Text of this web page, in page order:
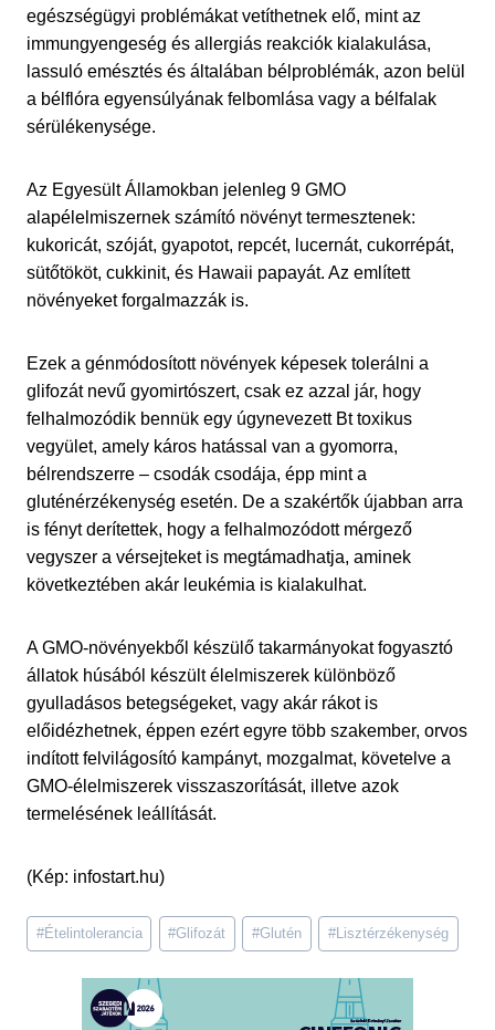
egészségügyi problémákat vetíthetnek elő, mint az
immungyengeség és allergiás reakciók kialakulása,
lassuló emésztés és általában bélproblémák, azon belül
a bélflóra egyensúlyának felbomlása vagy a bélfalak
sérülékenysége.
Az Egyesült Államokban jelenleg 9 GMO
alapélelmiszernek számító növényt termesztenek:
kukoricát, szóját, gyapotot, repcét, lucernát, cukorrépát,
sütőtököt, cukkinit, és Hawaii papayát. Az említett
növényeket forgalmazzák is.
Ezek a génmódosított növények képesek tolerálni a
glifozát nevű gyomirtószert, csak ez azzal jár, hogy
felhalmozódik bennük egy úgynevezett Bt toxikus
vegyület, amely káros hatással van a gyomorra,
bélrendszerre – csodák csodája, épp mint a
gluténérzékenység esetén. De a szakértők újabban arra
is fényt derítettek, hogy a felhalmozódott mérgező
vegyszer a vérsejteket is megtámadhatja, aminek
következtében akár leukémia is kialakulhat.
A GMO-növényekből készülő takarmányokat fogyasztó
állatok húsából készült élelmiszerek különböző
gyulladásos betegségeket, vagy akár rákot is
előidézhetnek, éppen ezért egyre több szakember, orvos
indított felvilágosító kampányt, mozgalmat, követelve a
GMO-élelmiszerek visszaszorítását, illetve azok
termelésének leállítását.
(Kép: infostart.hu)
Post
Tags:
#Ételintolerancia #Glifozát #Glutén #Lisztérzékenység